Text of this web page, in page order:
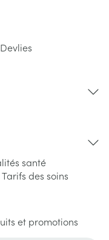
santé
Tarifs des soins
et promotions